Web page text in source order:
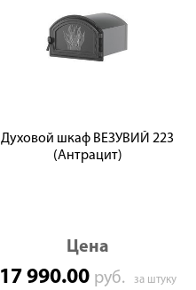
Духовой шкаф ВЕЗУВИЙ 223
(Антрацит)
Цена
17 990.00 руб. за штуку